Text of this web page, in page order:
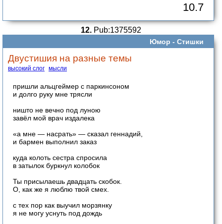
10.7
12. Pub:1375592
Юмор - Стишки
Двустишия на разные темы
высокий слог мысли
пришли альцгеймер с паркинсоном
и долго руку мне трясли
ништо не вечно под луною
завёл мой врач издалека
«а мне — насрать» — сказал геннадий,
и бармен выполнил заказ
куда колоть сестра спросила
в затылок буркнул колобок
Ты присылаешь двадцать скобок.
О, как же я люблю твой смех.
с тех пор как выучил морзянку
я не могу уснуть под дождь